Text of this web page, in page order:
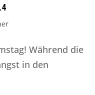
Während die
in den